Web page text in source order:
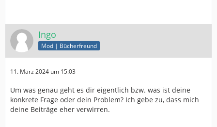
Ingo
Mod | Bücherfreund
11. März 2024 um 15:03
Um was genau geht es dir eigentlich bzw. was ist deine
konkrete Frage oder dein Problem? Ich gebe zu, dass mich
deine Beiträge eher verwirren.